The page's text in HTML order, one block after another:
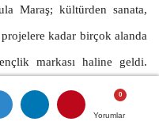
Yorumlar
Yorumlar
Yorumlar
Maraş; kültürden sanata,
kadar birçok alanda
markası haline geldi.
devam ediyoruz. Bugün
da Kırkaltı Vadi kafemizi